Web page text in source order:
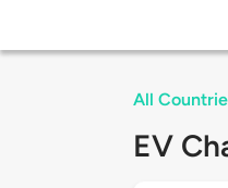
All
EV